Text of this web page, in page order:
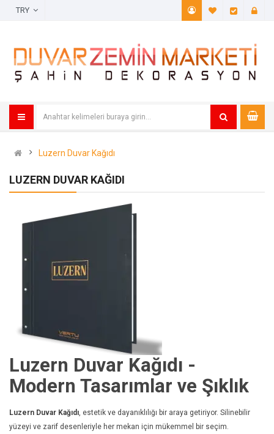
A. Listem
Luzern Duvar Kağıdı
LUZERN DUVAR KAĞIDI
Luzern Duvar Kağıdı -
Modern Tasarımlar ve Şıklık
Luzern Duvar Kağıdı, estetik ve dayanıklılığı bir araya getiriyor. Silinebilir
yüzeyi ve zarif desenleriyle her mekan için mükemmel bir seçim.